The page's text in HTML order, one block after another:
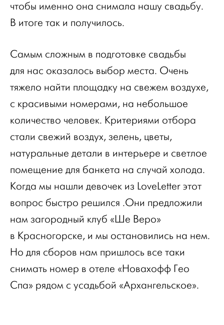
чтобы именно она снимала нашу свадьбу.
В итоге так и получилось.
Самым сложным в подготовке свадьбы
для нас оказалось выбор места. Очень
тяжело найти площадку на свежем воздухе,
с красивыми номерами, на небольшое
количество человек. Критериями отбора
стали свежий воздух, зелень, цветы,
натуральные детали в интерьере и светлое
помещение для банкета на случай холода.
Когда мы нашли девочек из LoveLetter этот
вопрос быстро решился .Они предложили
нам загородный клуб «Ше Веро»
в Красногорске, и мы остановились на нем.
Но для сборов нам пришлось все таки
снимать номер в отеле «Новахофф Гео
Спа» рядом с усадьбой «Архангельское».